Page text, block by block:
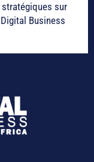
sur
Business